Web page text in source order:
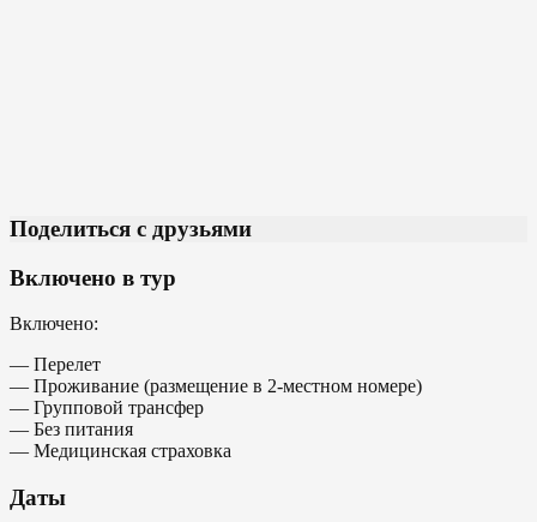
Поделиться с друзьями
Включено в тур
Включено:
— Перелет
— Проживание (размещение в 2-местном номере)
— Групповой трансфер
— Без питания
— Медицинская страховка
Даты